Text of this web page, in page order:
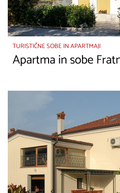
TURISTIČNE SOBE IN APARTMAJI
Apartma in sobe